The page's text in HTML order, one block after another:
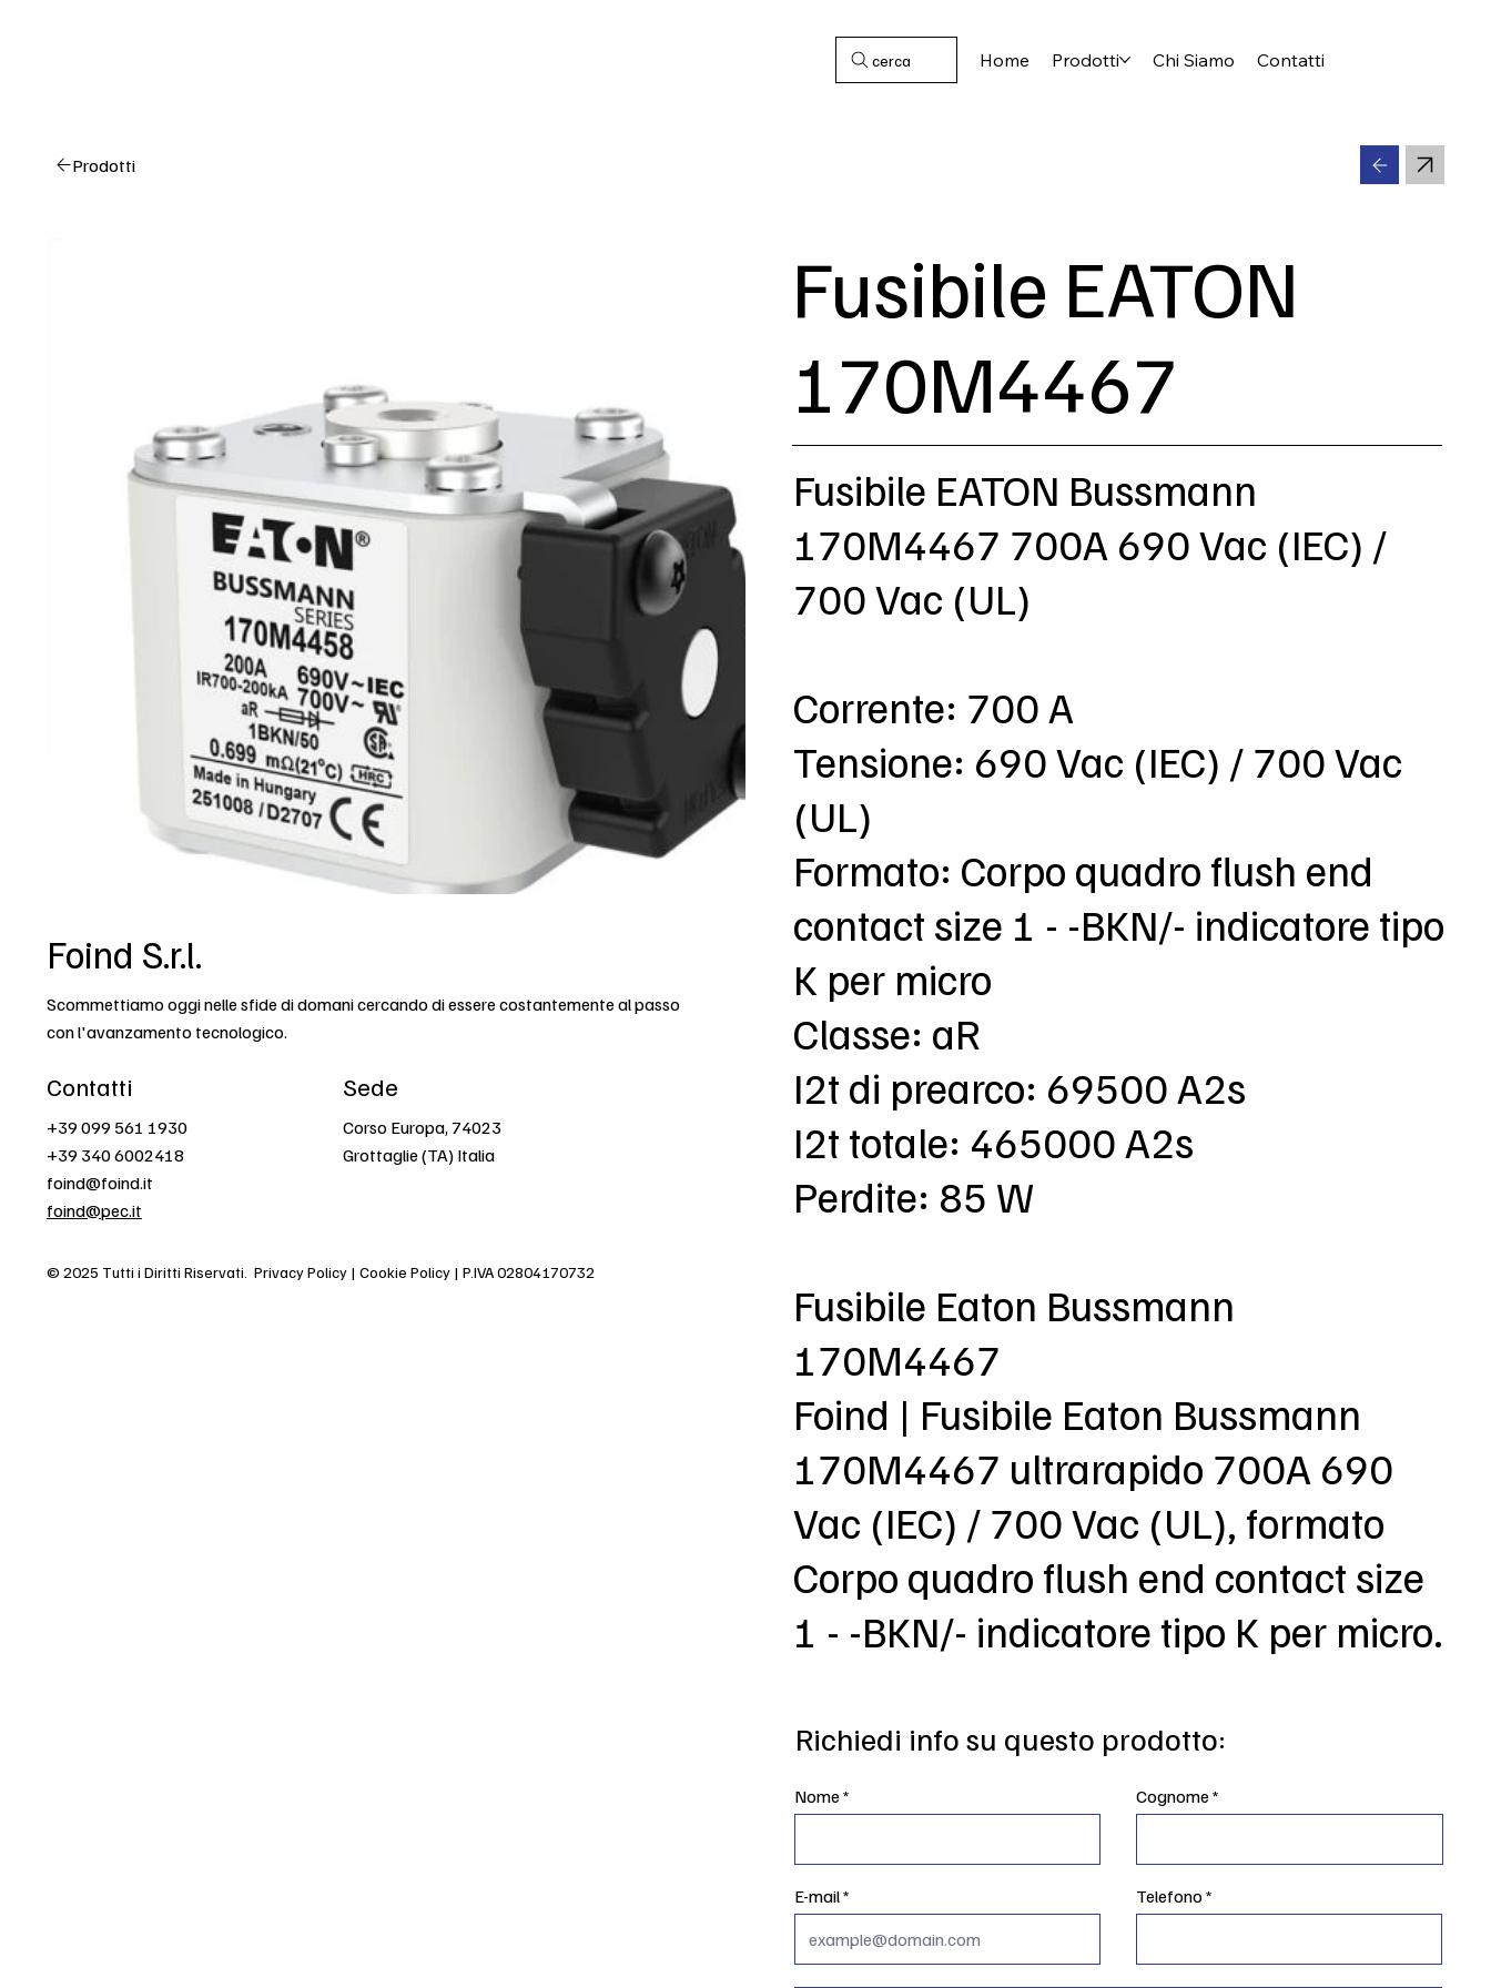
cerca Home Prodotti Chi Siamo Contatti
Prodotti
Foind S.r.l.
Scommettiamo oggi nelle sfide di domani cercando di essere costantemente al passo
con l'avanzamento tecnologico.
Contatti
+39 099 561 1930
+39 340 6002418
foind@foind.it
foind@pec.it
Sede
Corso Europa, 74023
Grottaglie (TA) Italia
© 2025 Tutti i Diritti Riservati. Privacy Policy | Cookie Policy | P.IVA 02804170732
Fusibile EATON
170M4467
Fusibile EATON Bussmann
170M4467 700A 690 Vac (IEC) /
700 Vac (UL)
Corrente: 700 A
Tensione: 690 Vac (IEC) / 700 Vac
(UL)
Formato: Corpo quadro flush end
contact size 1 - -BKN/- indicatore tipo
K per micro
Classe: aR
I2t di prearco: 69500 A2s
I2t totale: 465000 A2s
Perdite: 85 W
Fusibile Eaton Bussmann
170M4467
Foind | Fusibile Eaton Bussmann
170M4467 ultrarapido 700A 690
Vac (IEC) / 700 Vac (UL), formato
Corpo quadro flush end contact size
1 - -BKN/- indicatore tipo K per micro.
Richiedi info su questo prodotto:
Nome Cognome
E-mail Telefono